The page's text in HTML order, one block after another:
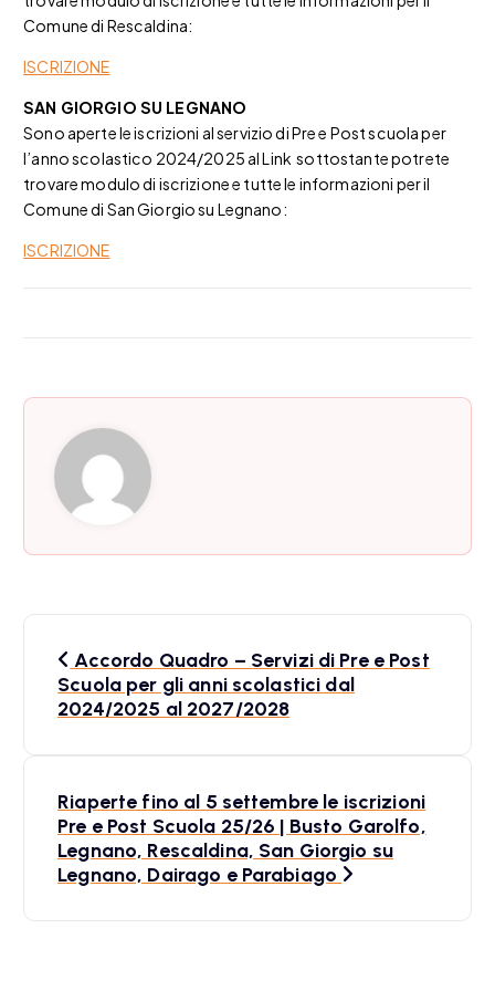
Comune di Rescaldina:
ISCRIZIONE
SAN GIORGIO SU LEGNANO
Sono aperte le iscrizioni al servizio di Pre e Post scuola per
l’anno scolastico 2024/2025 al Link sottostante potrete
trovare modulo di iscrizione e tutte le informazioni per il
Comune di San Giorgio su Legnano:
ISCRIZIONE
Accordo Quadro – Servizi di Pre e Post
Scuola per gli anni scolastici dal
2024/2025 al 2027/2028
Riaperte fino al 5 settembre le iscrizioni
Pre e Post Scuola 25/26 | Busto Garolfo,
Legnano, Rescaldina, San Giorgio su
Legnano, Dairago e Parabiago